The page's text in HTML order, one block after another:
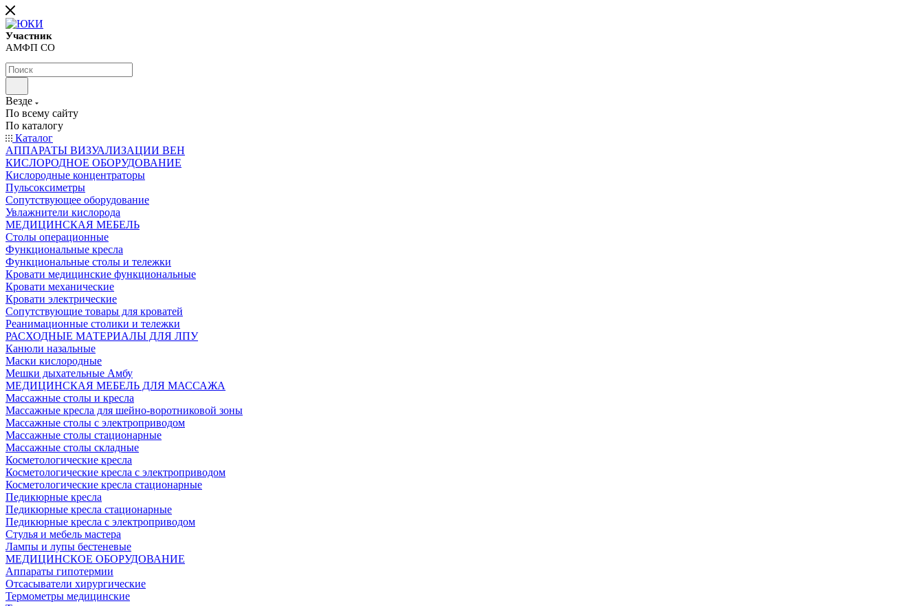
Участник
АМФП СО
Везде
По всему сайту
По каталогу
Каталог
АППАРАТЫ ВИЗУАЛИЗАЦИИ ВЕН
КИСЛОРОДНОЕ ОБОРУДОВАНИЕ
Кислородные концентраторы
Пульсоксиметры
Сопутствующее оборудование
Увлажнители кислорода
МЕДИЦИНСКАЯ МЕБЕЛЬ
Столы операционные
Функциональные кресла
Функциональные столы и тележки
Кровати медицинские функциональные
Кровати механические
Кровати электрические
Сопутствующие товары для кроватей
Реанимационные столики и тележки
РАСХОДНЫЕ МАТЕРИАЛЫ ДЛЯ ЛПУ
Канюли назальные
Маски кислородные
Мешки дыхательные Амбу
МЕДИЦИНСКАЯ МЕБЕЛЬ ДЛЯ МАССАЖА
Массажные столы и кресла
Массажные кресла для шейно-воротниковой зоны
Массажные столы с электроприводом
Массажные столы стационарные
Массажные столы складные
Косметологические кресла
Косметологические кресла с электроприводом
Косметологические кресла стационарные
Педикюрные кресла
Педикюрные кресла стационарные
Педикюрные кресла с электроприводом
Стулья и мебель мастера
Лампы и лупы бестеневые
МЕДИЦИНСКОЕ ОБОРУДОВАНИЕ
Аппараты гипотермии
Отсасыватели хирургические
Термометры медицинские